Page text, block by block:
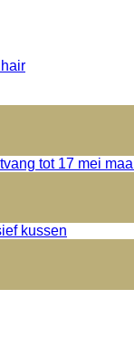
tot 17 mei
kussen